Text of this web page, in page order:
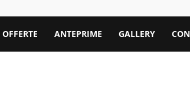
OFFERTE ANTEPRIME GALLERY